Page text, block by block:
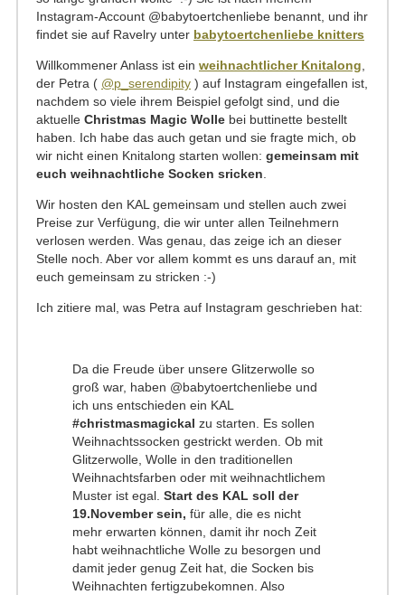
Instagram-Account @babytoertchenliebe benannt, und ihr
findet sie auf Ravelry unter babytoertchenliebe knitters
Willkommener Anlass ist ein weihnachtlicher Knitalong
der Petra ( @p_serendipity ) auf Instagram eingefallen ist,
nachdem so viele ihrem Beispiel gefolgt sind, und die
aktuelle Christmas Magic Wolle bei buttinette bestellt
haben. Ich habe das auch getan und sie fragte mich, ob
wir nicht einen Knitalong starten wollen: gemeinsam mit
euch weihnachtliche Socken sricken
Wir hosten den KAL gemeinsam und stellen auch zwei
Preise zur Verfügung, die wir unter allen Teilnehmern
verlosen werden. Was genau, das zeige ich an dieser
Stelle noch. Aber vor allem kommt es uns darauf an, mit
euch gemeinsam zu stricken :-)
Ich zitiere mal, was Petra auf Instagram geschrieben hat:
Da die Freude über unsere Glitzerwolle so
groß war, haben @babytoertchenliebe und
ich uns entschieden ein KAL
#christmasmagickal zu starten. Es sollen
Weihnachtssocken gestrickt werden. Ob mit
Glitzerwolle, Wolle in den traditionellen
Weihnachtsfarben oder mit weihnachtlichem
Muster ist egal. Start des KAL soll der
19.November sein, für alle, die es nicht
mehr erwarten können, damit ihr noch Zeit
habt weihnachtliche Wolle zu besorgen und
damit jeder genug Zeit hat, die Socken bis
Weihnachten fertigzubekomnen. Also